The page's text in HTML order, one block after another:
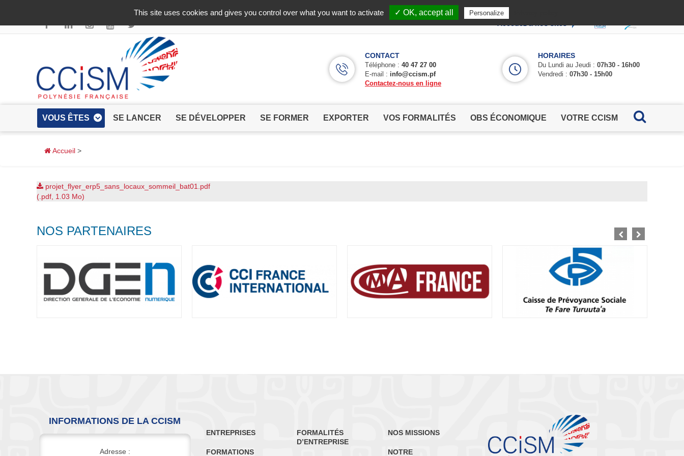
✓ Allow
CONTACT
Téléphone : 40 47 27 00
E-mail : info@ccism.pf
Contactez-nous en ligne
HORAIRES
Du Lundi au Jeudi : 07h30 - 16h00
Vendredi : 07h30 - 15h00
VOUS ÊTES SE LANCER SE DÉVELOPPER SE FORMER EXPORTER VOS FORMALITÉS OBS ÉCONOMIQUE VOTRE CCISM
Accueil >
projet_flyer_erp5_sans_locaux_sommeil_bat01.pdf
(.pdf, 1.03 Mo)
NOS PARTENAIRES
INFORMATIONS DE LA CCISM
Adresse :
ENTREPRISES
FORMATIONS
FORMALITÉS
D’ENTREPRISE
NOS MISSIONS
NOTRE
This site uses cookies and gives you control over what you want to activate ✓ OK, accept all Personalize